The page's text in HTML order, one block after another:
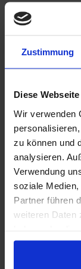
Zustimmung
Diese
Wir verwenden
zu können und
analysieren.
Verwendung
soziale
Partner führen
weiteren Daten
gesammelt
können Ihre
Bauhelfer
Logistik &
Agrar- und